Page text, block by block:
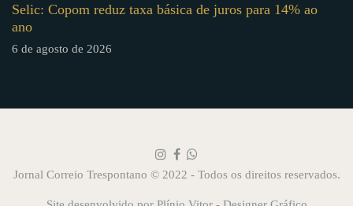
Selic: Copom reduz taxa básica de juros para 14% ao
ano
6 de agosto de 2026
Jornal Correio Trespontano © 2022 - Todos os direitos reservados.